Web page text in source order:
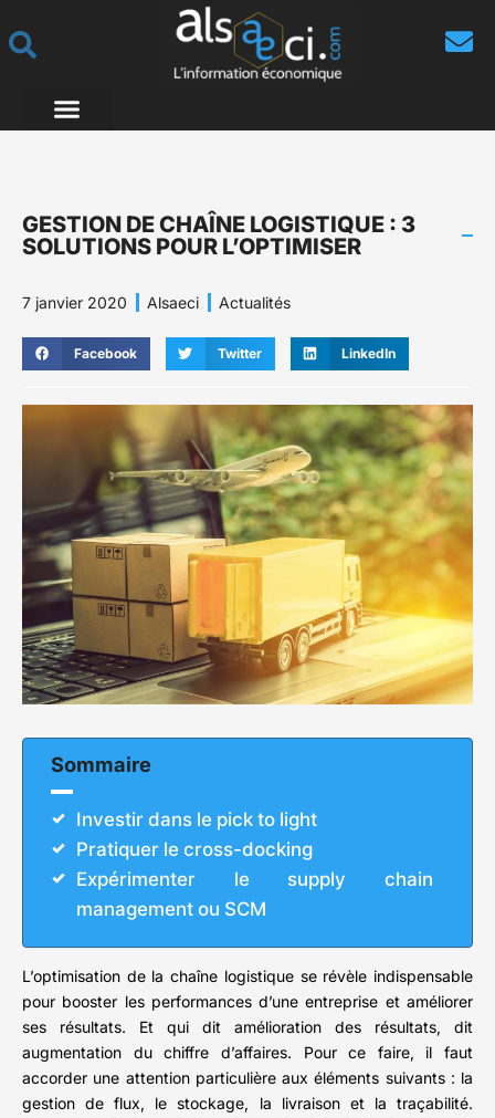
GESTION DE CHAÎNE LOGISTIQUE : 3
SOLUTIONS POUR L’OPTIMISER
7 janvier 2020 Alsaeci Actualités
Facebook Twitter LinkedIn
Sommaire
Investir dans le pick to light
Pratiquer le cross-docking
Expérimenter le supply chain
management ou SCM
L’optimisation de la chaîne logistique se révèle indispensable
pour booster les performances d’une entreprise et améliorer
ses résultats. Et qui dit amélioration des résultats, dit
augmentation du chiffre d’affaires. Pour ce faire, il faut
accorder une attention particulière aux éléments suivants : la
gestion de flux, le stockage, la livraison et la traçabilité.